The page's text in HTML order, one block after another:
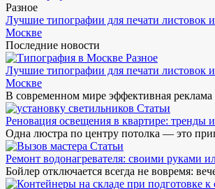
Разное
Лучшие типографии для печати листовок и
Москве
Последние новости
Разное
Лучшие типографии для печати листовок и
Москве
В современном мире эффективная
Статьи
Реновация освещения в квартире: тренды
Одна люстра по центру потолка — это
Статьи
Ремонт водонагревателя: своими руками
Бойлер отключается всегда не вовремя: